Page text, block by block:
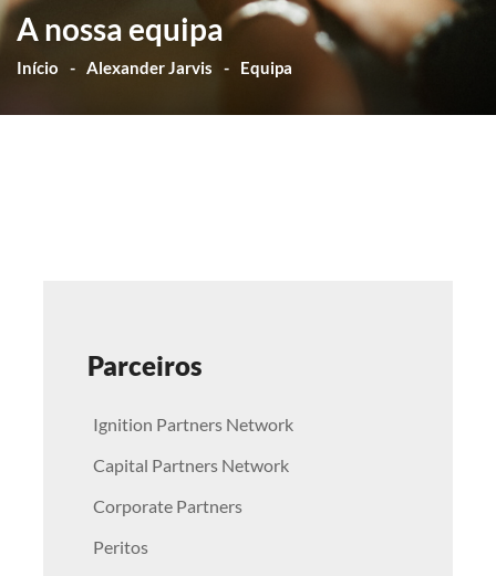
A nossa equipa
Início Alexander Jarvis Equipa
Parceiros
Ignition Partners Network
Capital Partners Network
Corporate Partners
Peritos